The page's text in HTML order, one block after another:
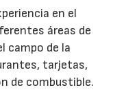
en el
áreas de
campo de la
tarjetas,
de combustible.